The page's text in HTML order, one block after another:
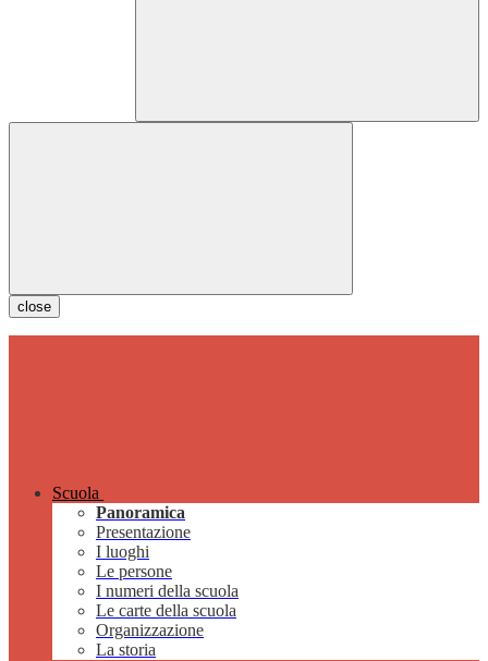
close
Scuola
Panoramica
Presentazione
I luoghi
Le persone
I numeri della scuola
Le carte della scuola
Organizzazione
La storia